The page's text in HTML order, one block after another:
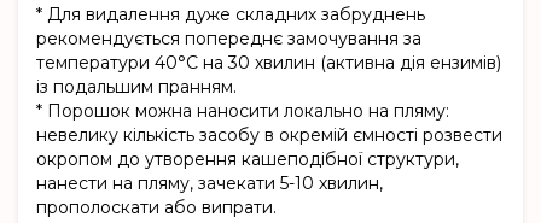
* Для видалення дуже складних забруднень
рекомендується попереднє замочування за
температури 40°С на 30 хвилин (активна дія ензимів)
із подальшим пранням.
* Порошок можна наносити локально на пляму:
невелику кількість засобу в окремій ємності розвести
окропом до утворення кашеподібної структури,
нанести на пляму, зачекати 5-10 хвилин,
прополоскати або випрати.